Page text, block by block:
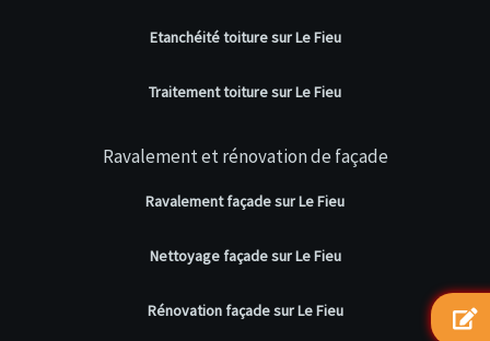
Etanchéité toiture sur Le Fieu
Traitement toiture sur Le Fieu
Ravalement et rénovation de façade
Ravalement façade sur Le Fieu
Nettoyage façade sur Le Fieu
Rénovation façade sur Le Fieu